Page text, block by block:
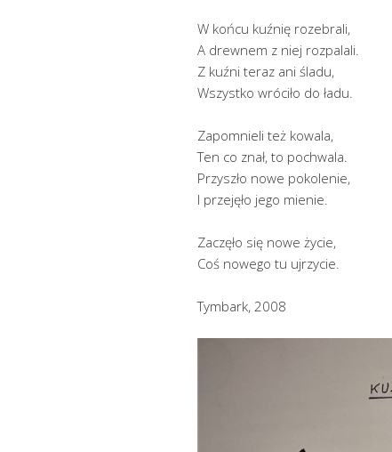
W końcu kuźnię rozebrali,
A drewnem z niej rozpalali.
Z kuźni teraz ani śladu,
Wszystko wróciło do ładu.
Zapomnieli też kowala,
Ten co znał, to pochwala.
Przyszło nowe pokolenie,
I przejęło jego mienie.
Zaczęło się nowe życie,
Coś nowego tu ujrzycie.
Tymbark, 2008